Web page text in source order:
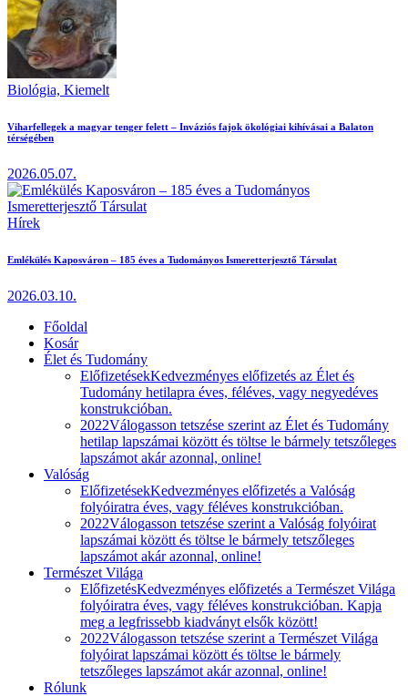
Biológia, Kiemelt
Viharfellegek a magyar tenger felett – Inváziós fajok ökológiai kihívásai a Balaton
térségében
2026.05.07.
Hírek
Emlékülés Kaposváron – 185 éves a Tudományos Ismeretterjesztő Társulat
2026.03.10.
Főoldal
Kosár
Élet és Tudomány
ElőfizetésekKedvezményes előfizetés az Élet és
Tudomány hetilapra éves, féléves, vagy negyedéves
konstrukcióban.
2022Válogasson tetszése szerint az Élet és Tudomány
hetilap lapszámai között és töltse le bármely tetszőleges
lapszámot akár azonnal, online!
Valóság
ElőfizetésekKedvezményes előfizetés a Valóság
folyóiratra éves, vagy féléves konstrukcióban.
2022Válogasson tetszése szerint a Valóság folyóirat
lapszámai között és töltse le bármely tetszőleges
lapszámot akár azonnal, online!
Természet Világa
ElőfizetésKedvezményes előfizetés a Természet Világa
folyóiratra éves, vagy féléves konstrukcióban. Kapja
meg a legfrissebb kiadványt elsők között!
2022Válogasson tetszése szerint a Természet Világa
folyóirat lapszámai között és töltse le bármely
tetszőleges lapszámot akár azonnal, online!
Rólunk